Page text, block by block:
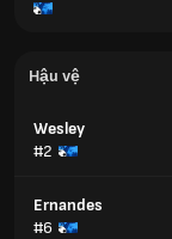
Hậu vệ
Wesley
#2
Ernandes
#6